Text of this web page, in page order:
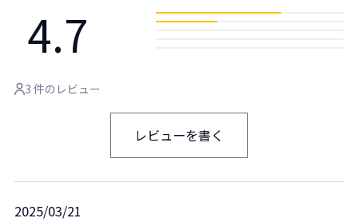
4.7
3 件のレビュー
レビューを書く
2025/03/21